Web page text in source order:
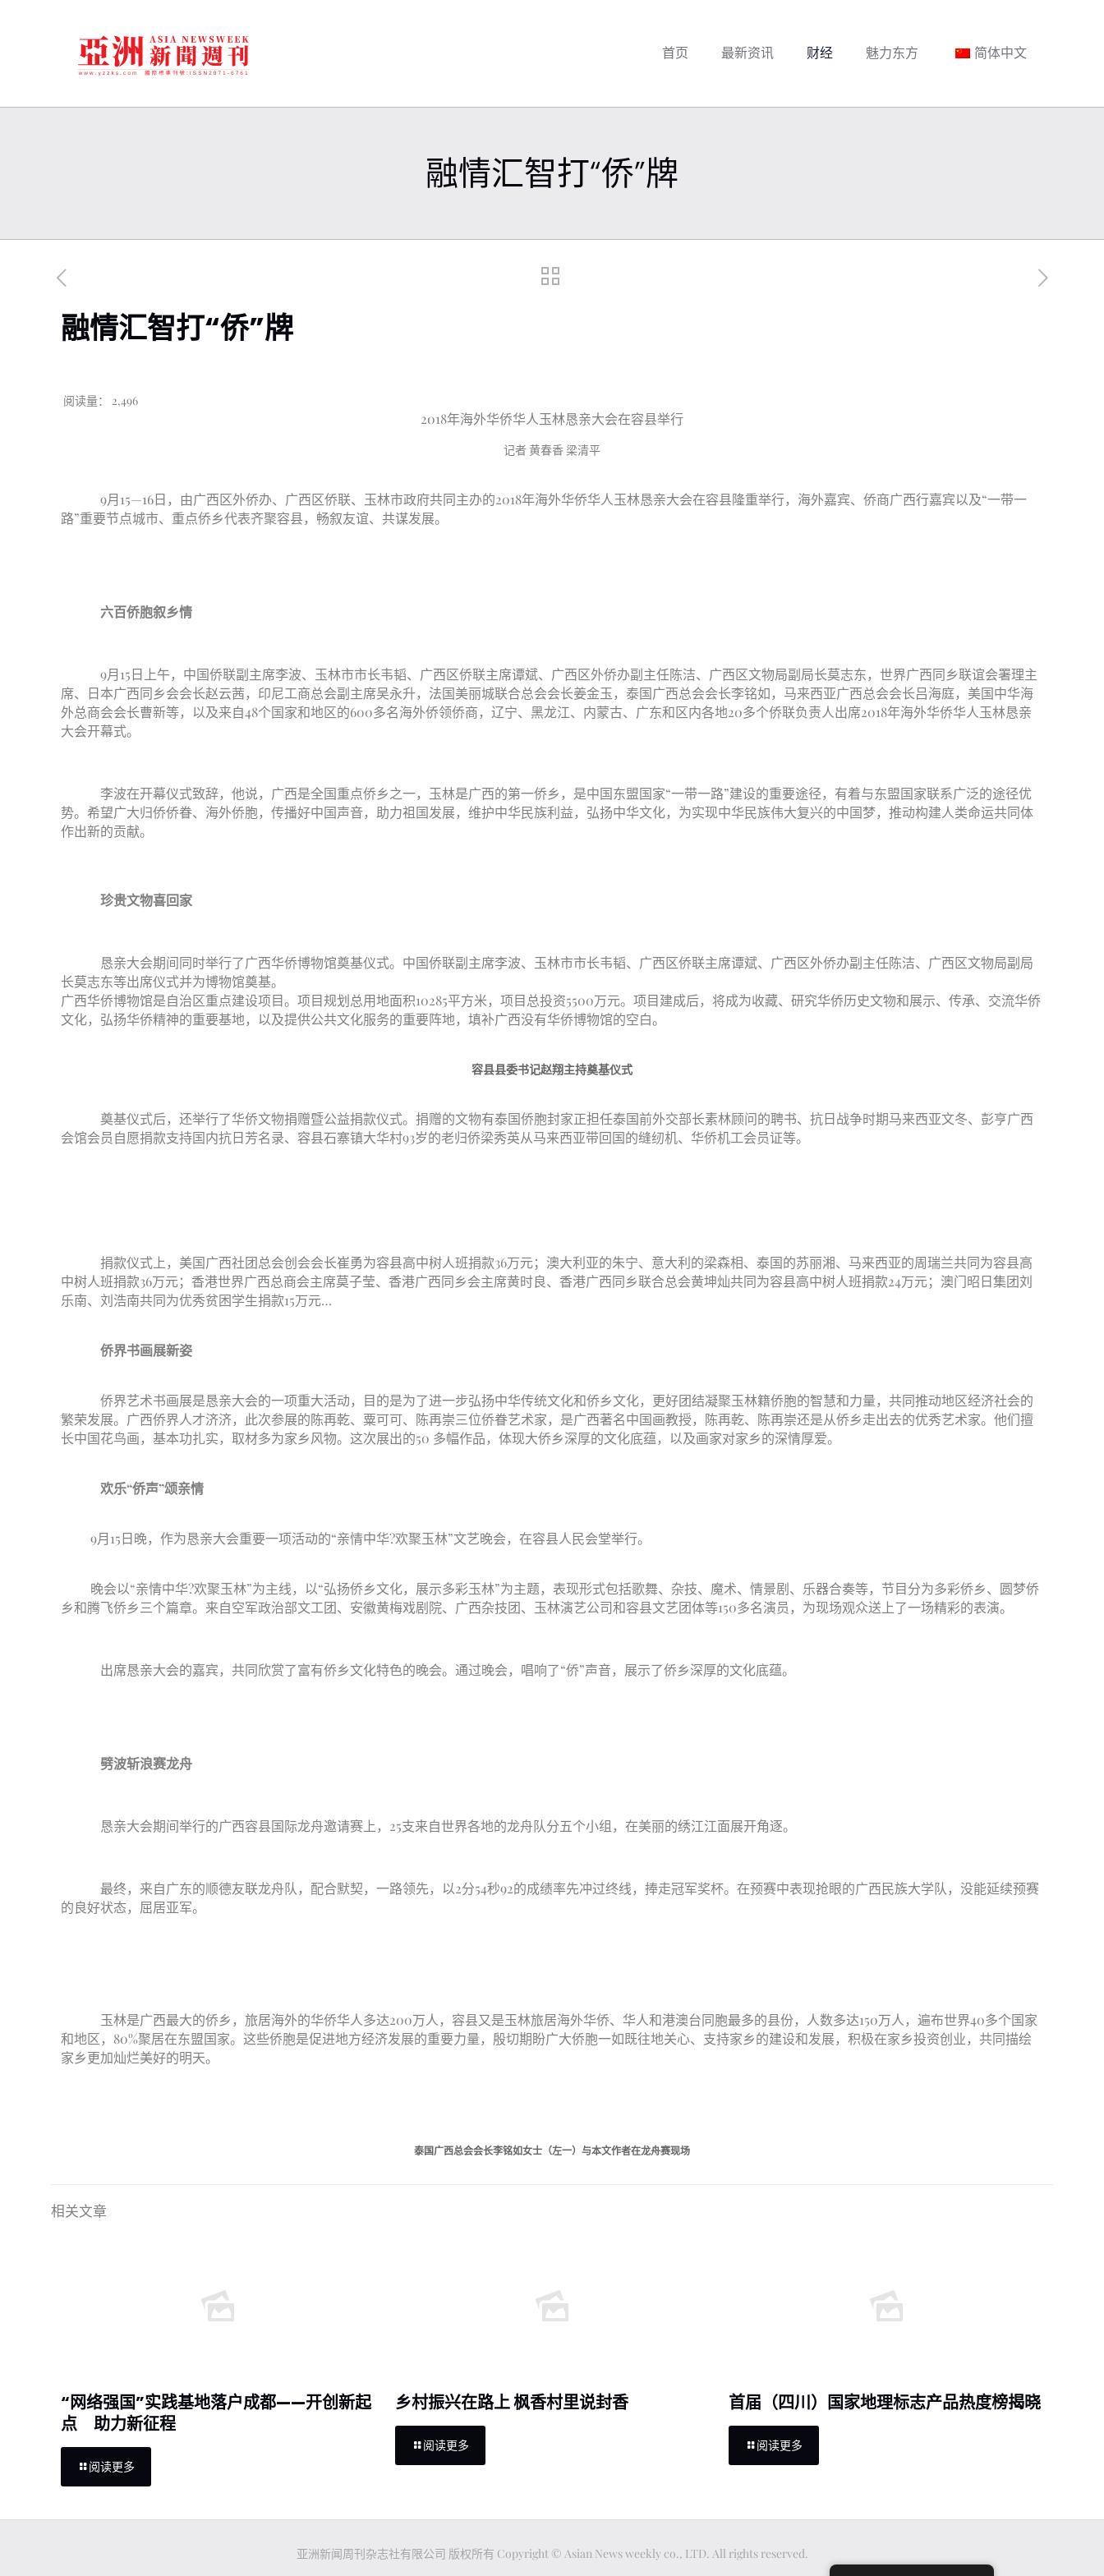
首页 最新资讯 财经 魅力东方 简体中文
融情汇智打“侨”牌
融情汇智打“侨”牌
阅读量： 2,496
2018年海外华侨华人玉林恳亲大会在容县举行
记者 黄春香 梁清平
9月15—16日，由广西区外侨办、广西区侨联、玉林市政府共同主办的2018年海外华侨华人玉林恳亲大会在容县隆重举行，海外嘉宾、侨商广西行嘉宾以及“一带一
路”重要节点城市、重点侨乡代表齐聚容县，畅叙友谊、共谋发展。
六百侨胞叙乡情
9月15日上午，中国侨联副主席李波、玉林市市长韦韬、广西区侨联主席谭斌、广西区外侨办副主任陈洁、广西区文物局副局长莫志东，世界广西同乡联谊会署理主
席、日本广西同乡会会长赵云茜，印尼工商总会副主席吴永升，法国美丽城联合总会会长姜金玉，泰国广西总会会长李铭如，马来西亚广西总会会长吕海庭，美国中华海
外总商会会长曹新等，以及来自48个国家和地区的600多名海外侨领侨商，辽宁、黑龙江、内蒙古、广东和区内各地20多个侨联负责人出席2018年海外华侨华人玉林恳亲
大会开幕式。
李波在开幕仪式致辞，他说，广西是全国重点侨乡之一，玉林是广西的第一侨乡，是中国东盟国家“一带一路”建设的重要途径，有着与东盟国家联系广泛的途径优
势。希望广大归侨侨眷、海外侨胞，传播好中国声音，助力祖国发展，维护中华民族利益，弘扬中华文化，为实现中华民族伟大复兴的中国梦，推动构建人类命运共同体
作出新的贡献。
珍贵文物喜回家
恳亲大会期间同时举行了广西华侨博物馆奠基仪式。中国侨联副主席李波、玉林市市长韦韬、广西区侨联主席谭斌、广西区外侨办副主任陈洁、广西区文物局副局
长莫志东等出席仪式并为博物馆奠基。
广西华侨博物馆是自治区重点建设项目。项目规划总用地面积10285平方米，项目总投资5500万元。项目建成后，将成为收藏、研究华侨历史文物和展示、传承、交流华侨
文化，弘扬华侨精神的重要基地，以及提供公共文化服务的重要阵地，填补广西没有华侨博物馆的空白。
容县县委书记赵翔主持奠基仪式
奠基仪式后，还举行了华侨文物捐赠暨公益捐款仪式。捐赠的文物有泰国侨胞封家正担任泰国前外交部长素林顾问的聘书、抗日战争时期马来西亚文冬、彭亨广西
会馆会员自愿捐款支持国内抗日芳名录、容县石寨镇大华村93岁的老归侨梁秀英从马来西亚带回国的缝纫机、华侨机工会员证等。
捐款仪式上，美国广西社团总会创会会长崔勇为容县高中树人班捐款36万元；澳大利亚的朱宁、意大利的梁森相、泰国的苏丽湘、马来西亚的周瑞兰共同为容县高
中树人班捐款36万元；香港世界广西总商会主席莫子莹、香港广西同乡会主席黄时良、香港广西同乡联合总会黄坤灿共同为容县高中树人班捐款24万元；澳门昭日集团刘
乐南、刘浩南共同为优秀贫困学生捐款15万元…
侨界书画展新姿
侨界艺术书画展是恳亲大会的一项重大活动，目的是为了进一步弘扬中华传统文化和侨乡文化，更好团结凝聚玉林籍侨胞的智慧和力量，共同推动地区经济社会的
繁荣发展。广西侨界人才济济，此次参展的陈再乾、粟可可、陈再崇三位侨眷艺术家，是广西著名中国画教授，陈再乾、陈再崇还是从侨乡走出去的优秀艺术家。他们擅
长中国花鸟画，基本功扎实，取材多为家乡风物。这次展出的50 多幅作品，体现大侨乡深厚的文化底蕴，以及画家对家乡的深情厚爱。
欢乐“侨声”颂亲情
9月15日晚，作为恳亲大会重要一项活动的“亲情中华?欢聚玉林”文艺晚会，在容县人民会堂举行。
晚会以“亲情中华?欢聚玉林”为主线，以“弘扬侨乡文化，展示多彩玉林”为主题，表现形式包括歌舞、杂技、魔术、情景剧、乐器合奏等，节目分为多彩侨乡、圆梦侨
乡和腾飞侨乡三个篇章。来自空军政治部文工团、安徽黄梅戏剧院、广西杂技团、玉林演艺公司和容县文艺团体等150多名演员，为现场观众送上了一场精彩的表演。
出席恳亲大会的嘉宾，共同欣赏了富有侨乡文化特色的晚会。通过晚会，唱响了“侨”声音，展示了侨乡深厚的文化底蕴。
劈波斩浪赛龙舟
恳亲大会期间举行的广西容县国际龙舟邀请赛上，25支来自世界各地的龙舟队分五个小组，在美丽的绣江江面展开角逐。
最终，来自广东的顺德友联龙舟队，配合默契，一路领先，以2分54秒92的成绩率先冲过终线，捧走冠军奖杯。在预赛中表现抢眼的广西民族大学队，没能延续预赛
的良好状态，屈居亚军。
玉林是广西最大的侨乡，旅居海外的华侨华人多达200万人，容县又是玉林旅居海外华侨、华人和港澳台同胞最多的县份，人数多达150万人，遍布世界40多个国家
和地区，80%聚居在东盟国家。这些侨胞是促进地方经济发展的重要力量，殷切期盼广大侨胞一如既往地关心、支持家乡的建设和发展，积极在家乡投资创业，共同描绘
家乡更加灿烂美好的明天。
泰国广西总会会长李铭如女士（左一）与本文作者在龙舟赛现场
相关文章
“网络强国”实践基地落户成都——开创新起
点 助力新征程
阅读更多
乡村振兴在路上 枫香村里说封香
阅读更多
首届（四川）国家地理标志产品热度榜揭晓
阅读更多
亚洲新闻周刊杂志社有限公司 版权所有 Copyright © Asian News weekly co., LTD. All rights reserved.